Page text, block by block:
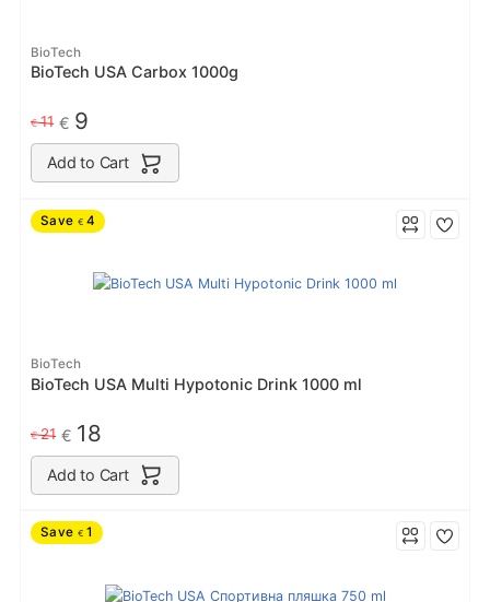
BioTech
BioTech USA Carbox 1000g
€11 € 9
Add to Cart
Save € 4
BioTech
BioTech USA Multi Hypotonic Drink 1000 ml
€21 € 18
Add to Cart
Save € 1